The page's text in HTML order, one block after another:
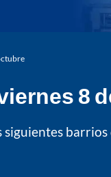
8
barrios